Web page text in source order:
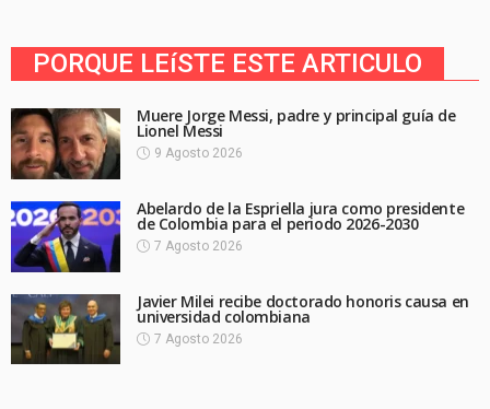
PORQUE LEíSTE ESTE ARTICULO
Muere Jorge Messi, padre y principal guía de
Lionel Messi
9 Agosto 2026
Abelardo de la Espriella jura como presidente
de Colombia para el periodo 2026-2030
7 Agosto 2026
Javier Milei recibe doctorado honoris causa en
universidad colombiana
7 Agosto 2026